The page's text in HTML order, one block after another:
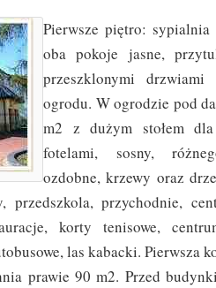
Pierwsze piętro:
oba pokoje jasne,
przeszklonymi
ogrodu. W ogrodzie pod
m2 z dużym stołem
fotelami, sosny,
ozdobne, krzewy oraz
przedszkola, przychodnie,
korty tenisowe,
las kabacki. Pierwsza
prawie 90 m2. Przed